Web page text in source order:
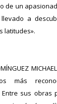
de un
a
latitudes».
MICHAEL
sus obras